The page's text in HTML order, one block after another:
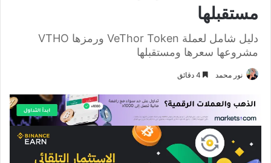
مستقبلها
دليل شامل لعملة VeThor Token ورمزها VTHO
مشروعها سعرها ومستقبلها
نور محمد